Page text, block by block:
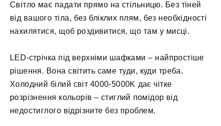
Світло має падати прямо на стільницю. Без тіней
від вашого тіла, без бліклих плям, без необхідності
нахилятися, щоб роздивитися, що там у мисці.
LED-стрічка під верхніми шафками – найпростіше
рішення. Вона світить саме туди, куди треба.
Холодний білий світ 4000-5000K дає чітке
розрізнення кольорів – стиглий помідор від
недостиглого відрізните без проблем.